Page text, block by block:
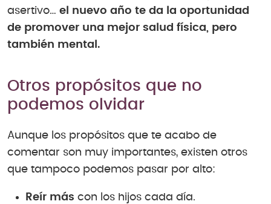
asertivo… el nuevo año te da la oportunidad
de promover una mejor salud física, pero
también mental.
Otros propósitos que no
podemos olvidar
Aunque los propósitos que te acabo de
comentar son muy importantes, existen otros
que tampoco podemos pasar por alto:
Reír más con los hijos cada día.